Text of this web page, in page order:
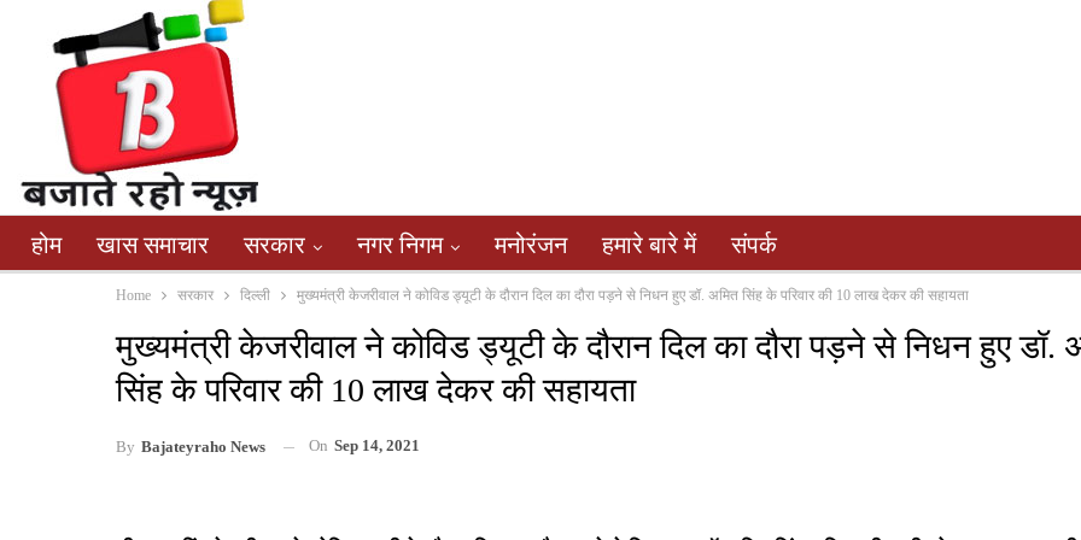
होम खास समाचार सरकार नगर निगम मनोरंजन हमारे बारे में संपर्क
Home सरकार दिल्ली मुख्यमंत्री केजरीवाल ने कोविड ड्यूटी के दौरान दिल का दौरा पड़ने से निधन हुए डॉ. अमित सिंह के परिवार की 10 लाख देकर की सहायता
मुख्यमंत्री केजरीवाल ने कोविड ड्यूटी के दौरान दिल का दौरा पड़ने से निधन हुए डॉ.
सिंह के परिवार की 10 लाख देकर की सहायता
By Bajateyraho News On Sep 14, 2021